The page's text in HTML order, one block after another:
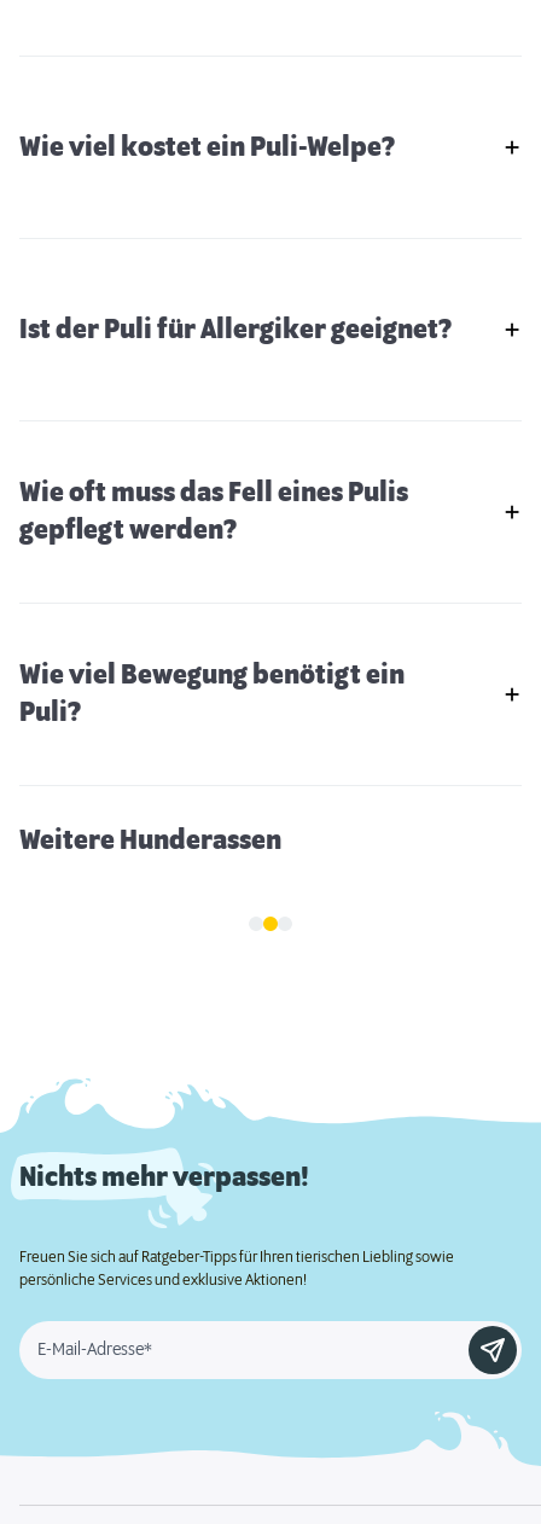
Wie viel kostet ein Puli-Welpe?
Ist der Puli für Allergiker geeignet?
Wie oft muss das Fell eines Pulis
gepflegt werden?
Wie viel Bewegung benötigt ein
Puli?
Weitere Hunderassen
Pharaonenhund
Nichts mehr verpassen!
Freuen Sie sich auf Ratgeber-Tipps für Ihren tierischen Liebling sowie
persönliche Services und exklusive Aktionen!
E-Mail-Adresse*